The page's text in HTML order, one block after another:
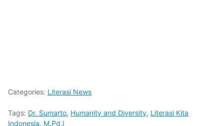
Categories: Literasi News
Tags: Dr. Sumarto, Humanity and Diversity, Literasi Kita
Indonesia, M.Pd.I